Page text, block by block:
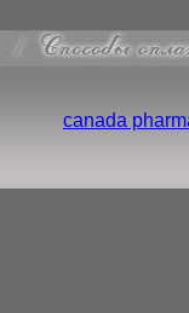
canada